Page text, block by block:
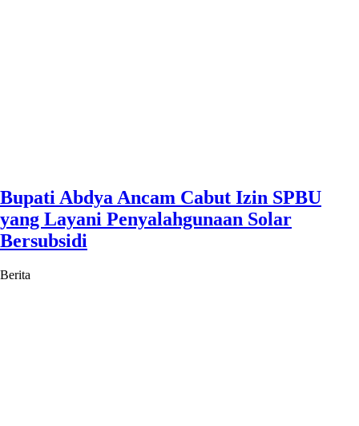
Bupati Abdya Ancam Cabut Izin SPBU
yang Layani Penyalahgunaan Solar
Bersubsidi
Berita